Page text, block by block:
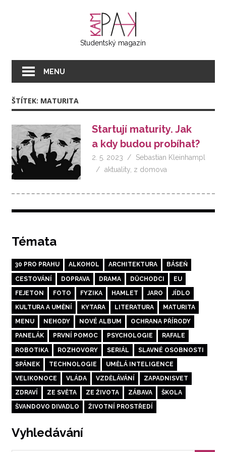
Studentský magazín
MENU
ŠTÍTEK: MATURITA
Startují maturity. Jak
a kdy budou probíhat?
2. 5. 2023
Sebastian Kleinhampl
aktuality, z domova
Témata
30 PRO PRAHU ALKOHOL ARCHITEKTURA BÁSEŇ
CESTOVÁNÍ DOPRAVA DRAMA DŮCHODCI EU
FEJETON FOTO FYZIKA HAMLET JARO JÍDLO
KULTURA A UMĚNÍ KYTARA LITERATURA MATURITA
MENU NEHODY NOVÉ ALBUM OCHRANA PŘÍRODY
PANELÁK PRVNÍ POMOC PSYCHOLOGIE RAFALE
ROBOTIKA ROZHOVORY SERIÁL SLAVNÉ OSOBNOSTI
SPÁNEK TECHNOLOGIE UMĚLÁ INTELIGENCE
VELIKONOCE VLÁDA VZDĚLÁVÁNÍ ZAPADNISVET
ZDRAVÍ ZE SVĚTA ZE ŽIVOTA ZÁBAVA ŠKOLA
ŠVANDOVO DIVADLO ŽIVOTNÍ PROSTŘEDÍ
Vyhledávání